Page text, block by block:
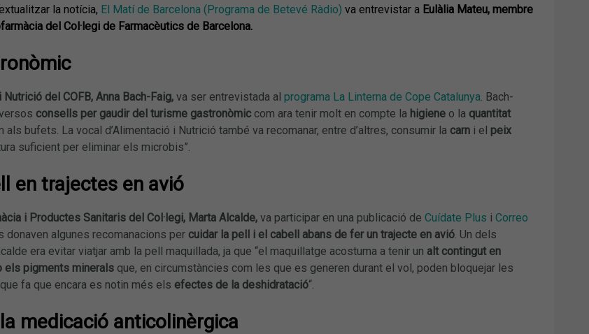
la notícia, El Matí de Barcelona (Programa de Betevé Ràdio) va entrevistar a Eulàlia Mateu, membre
del Col·legi de Farmacèutics de Barcelona.
del COFB, Anna Bach-Faig,va ser entrevistada al programa La Linterna de Cope Catalunya. Bach-
consells per gaudir del turisme gastronòmiccom ara tenir molt en compte la higieneo la quantitat
als bufets. La vocal d’Alimentació i Nutrició també va recomanar, entre d’altres, consumir la carni el peix
suficient per eliminar els microbis”.
en trajectes en avió
i Productes Sanitaris del Col·legi, Marta Alcalde,va participar en una publicació de Cuídate Plus i Correo
donaven algunes recomanacions per cuidar la pell i el cabell abans de fer un trajecte en avió. Un dels
era evitar viatjar amb la pell maquillada, ja que “el maquillatge acostuma a tenir un alt contingut en
els pigments mineralsque, en circumstàncies com les que es generen durant el vol, poden bloquejar les
fa que encara es notin més els efectes de la deshidratació“.
medicació anticolinèrgica